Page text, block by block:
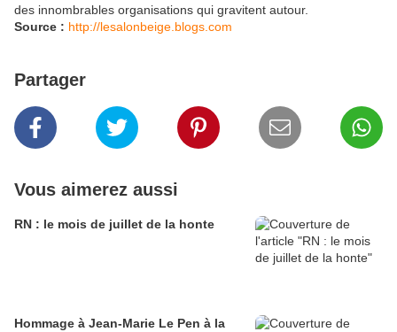
des innombrables organisations qui gravitent autour.
Source : http://lesalonbeige.blogs.com
Partager
Vous aimerez aussi
RN : le mois de juillet de la honte
Hommage à Jean-Marie Le Pen à la